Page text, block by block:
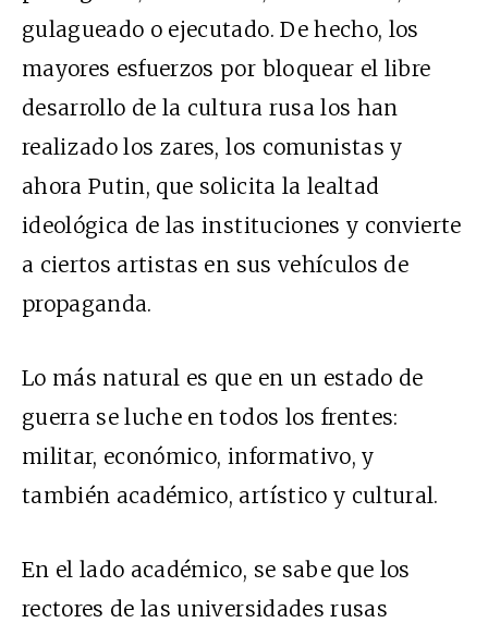
gulagueado o ejecutado. De hecho, los
mayores esfuerzos por bloquear el libre
desarrollo de la cultura rusa los han
realizado los zares, los comunistas y
ahora Putin, que solicita la lealtad
ideológica de las instituciones y convierte
a ciertos artistas en sus vehículos de
propaganda.
Lo más natural es que en un estado de
guerra se luche en todos los frentes:
militar, económico, informativo, y
también académico, artístico y cultural.
En el lado académico, se sabe que los
rectores de las universidades rusas